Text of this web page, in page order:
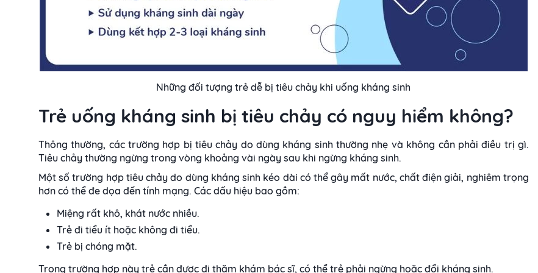
Những đối tượng trẻ dễ bị tiêu chảy khi uống kháng sinh
Trẻ uống kháng sinh bị tiêu chảy có nguy hiểm không?
Thông thường, các trường hợp bị tiêu chảy do dùng kháng sinh thường nhẹ và không cần phải điều trị gì.
Tiêu chảy thường ngừng trong vòng khoảng vài ngày sau khi ngừng kháng sinh.
Một số trường hợp tiêu chảy do dùng kháng sinh kéo dài có thể gây mất nước, chất điện giải, nghiêm trọng
hơn có thể đe dọa đến tính mạng. Các dấu hiệu bao gồm:
Miệng rất khô, khát nước nhiều.
Trẻ đi tiểu ít hoặc không đi tiểu.
Trẻ bị chóng mặt.
Trong trường hợp này trẻ cần được đi thăm khám bác sĩ, có thể trẻ phải ngừng hoặc đổi kháng sinh.